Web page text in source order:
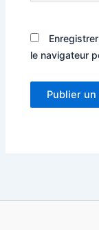
le navigateur